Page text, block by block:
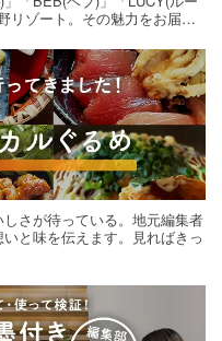
リゾート。その魅力をお届け
さが待っている。地元編集者
と味を伝えます。見ればきっ